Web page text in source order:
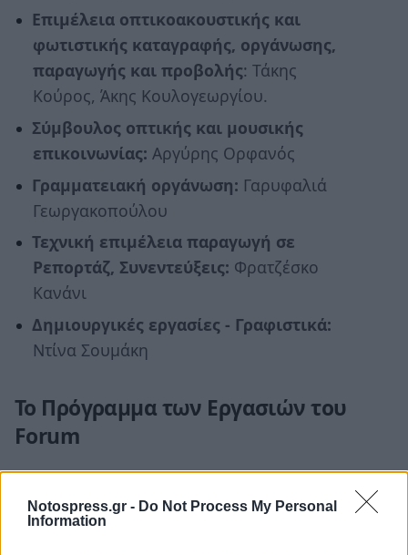
Notospress.gr - Do Not Process My Personal
Information
Επιμέλεια οπτικοακουστικής και
φωτιστικής καταγραφής, οργάνωσης,
παραγωγής και προβολής: Τάκης
Κούρος, Άκης Κουλογεωργίου.
Σύμβουλος οπτικής και μουσικής
επικοινωνίας: Αργύρης Ορφανός
Γραμματειακή οργάνωση: Γαρυφαλιά
Γεωργακοπούλου
Τεχνική επιμέλεια παραγωγή σε
Ρεπορτάζ, Συνεντεύξεις: Φρατζέσκο
Κανάνι
Δημιουργικές εργασίες - Γραφιστικά:
Ντίνα Σουμάκη
Το Πρόγραμμα των Εργασιών του
Forum
ΠΑΡΑΣΚΕΥΗ 29/11/24
ΕΝΑΡΞΗ - ΧΑΙΡΕΤΙΣΜΟΙ